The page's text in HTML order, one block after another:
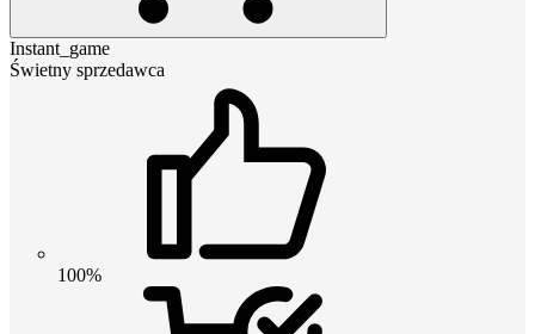
Instant_game
Świetny sprzedawca
100%